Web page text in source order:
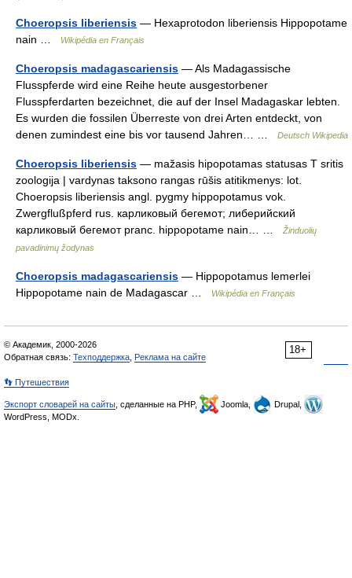
Choeropsis liberiensis — Hexaprotodon liberiensis Hippopotame
nain …
Wikipédia en Français
Choeropsis madagascariensis — Als Madagassische
Flusspferde wird eine Reihe heute ausgestorbener
Flusspferdarten bezeichnet, die auf der Insel Madagaskar lebten.
Es wurden die fossilen Überreste von drei Arten entdeckt, von
denen zumindest eine bis vor tausend Jahren… …
Deutsch Wikipedia
Choeropsis liberiensis — mažasis hipopotamas statusas T sritis
zoologija | vardynas taksono rangas rūšis atitikmenys: lot.
Choeropsis liberiensis angl. pygmy hippopotamus vok.
Zwergflußpferd rus. карликовый бегемот; либерийский
карликовый бегемот pranc. hippopotame nain… …
Žinduolių
pavadinimų žodynas
Choeropsis madagascariensis — Hippopotamus lemerlei
Hippopotame nain de Madagascar …
Wikipédia en Français
18+
© Академик, 2000-2026
Обратная связь: Техподдержка Реклама на сайте
👣 Путешествия
Экспорт словарей на сайты , сделанные на PHP, Joomla,
Drupal,
WordPress, MODx.